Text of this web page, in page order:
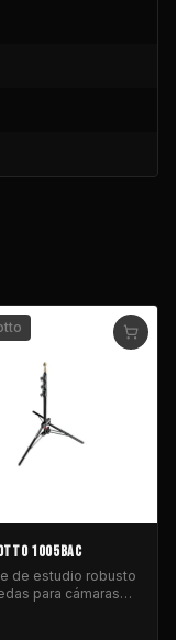
1005BAC
de estudio robusto
para cámaras